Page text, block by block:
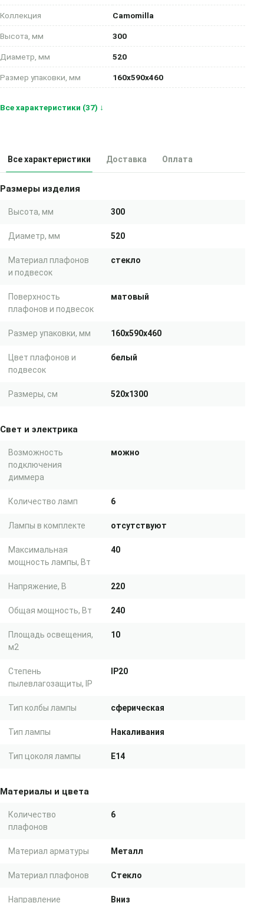
Коллекция Camomilla
Высота, мм 300
Диаметр, мм 520
Размер упаковки, мм 160x590x460
Все характеристики (37) ↓
Все характеристики Доставка Оплата
Размеры изделия
Высота, мм 300
Диаметр, мм 520
Материал плафонов
и подвесок
стекло
Поверхность
плафонов и подвесок
матовый
Размер упаковки, мм 160x590x460
Цвет плафонов и
подвесок
белый
Размеры, см 520x1300
Свет и электрика
Возможность
подключения
диммера
можно
Количество ламп 6
Лампы в комплекте отсутствуют
Максимальная
мощность лампы, Вт
40
Напряжение, В 220
Общая мощность, Вт 240
Площадь освещения,
м2
10
Степень
пылевлагозащиты, IP
IP20
Тип колбы лампы сферическая
Тип лампы Накаливания
Тип цоколя лампы E14
Материалы и цвета
Количество
плафонов
6
Материал арматуры Металл
Материал плафонов Стекло
Направление Вниз